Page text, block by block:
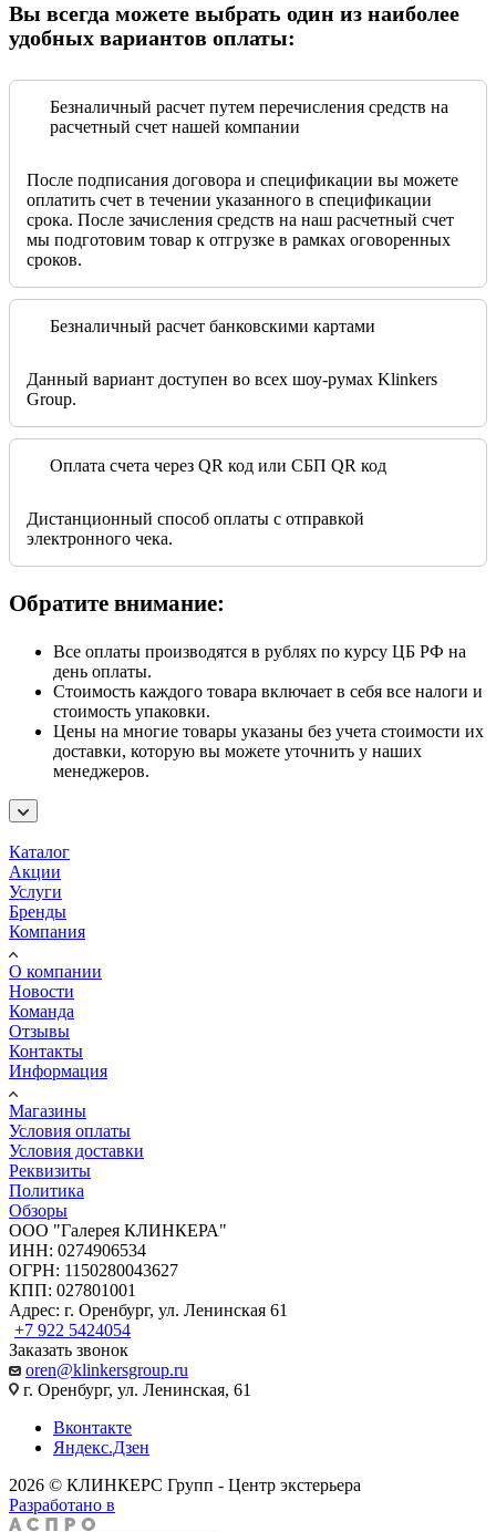
Вы всегда можете выбрать один из наиболее
удобных вариантов оплаты:
Безналичный расчет путем перечисления средств на
расчетный счет нашей компании
После подписания договора и спецификации вы можете
оплатить счет в течении указанного в спецификации
срока. После зачисления средств на наш расчетный счет
мы подготовим товар к отгрузке в рамках оговоренных
сроков.
Безналичный расчет банковскими картами
Данный вариант доступен во всех шоу-румах Klinkers
Group.
Оплата счета через QR код или СБП QR код
Дистанционный способ оплаты с отправкой
электронного чека.
Обратите внимание:
Все оплаты производятся в рублях по курсу ЦБ РФ на
день оплаты.
Стоимость каждого товара включает в себя все налоги и
стоимость упаковки.
Цены на многие товары указаны без учета стоимости их
доставки, которую вы можете уточнить у наших
менеджеров.
Каталог
Акции
Услуги
Бренды
Компания
О компании
Новости
Команда
Отзывы
Контакты
Информация
Магазины
Условия оплаты
Условия доставки
Реквизиты
Политика
Обзоры
ООО "Галерея КЛИНКЕРА"
ИНН: 0274906534
ОГРН: 1150280043627
КПП: 027801001
Адрес: г. Оренбург, ул. Ленинская 61
+7 922 5424054
Заказать звонок
oren@klinkersgroup.ru
г. Оренбург, ул. Ленинская, 61
Вконтакте
Яндекс.Дзен
2026 © КЛИНКЕРС Групп - Центр экстерьера
Разработано в